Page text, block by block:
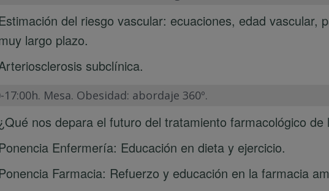
Estimación del riesgo vascular: ecuaciones, edad vascular,
largo plazo.
subclínica.
17:00h. Mesa. Obesidad: abordaje 360º.
nos depara el futuro del tratamiento farmacológico de
Ponencia Enfermería: Educación en dieta y ejercicio.
Ponencia Farmacia: Refuerzo y educación en la farmacia